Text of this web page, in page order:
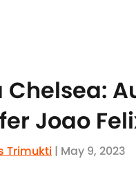
Chelsea:
Joao
Trimukti | May 9, 2023